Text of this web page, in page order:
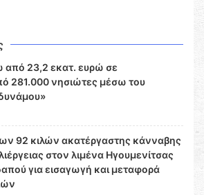
από 23,2 εκατ. ευρώ σε
281.000 νησιώτες μέσω του
92 κιλών ακατέργαστης κάνναβης
στον λιμένα Ηγουμενίτσας
για εισαγωγή και μεταφορά